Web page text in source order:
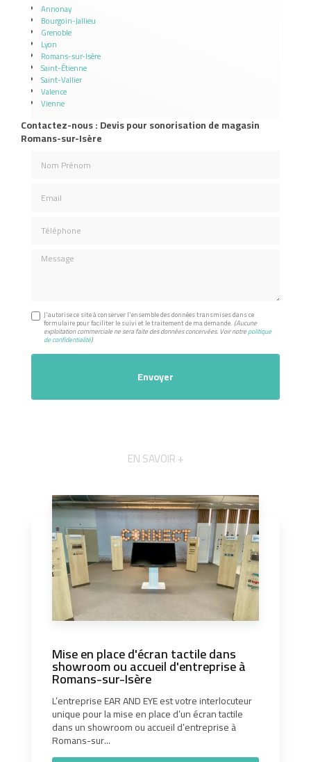
Annonay
Bourgoin-Jallieu
Grenoble
Lyon
Romans-sur-Isère
Saint-Étienne
Saint-Vallier
Valence
Vienne
Contactez-nous : Devis pour sonorisation de magasin
Romans-sur-Isère
Message
J'autorise ce site à conserver l'ensemble des données transmises dans ce
formulaire pour faciliter le suivi et le traitement de ma demande. (Aucune
exploitation commerciale ne sera faite des données concervées. Voir notrepolitique
de confidentialité)
EN SAVOIR +
Mise en place d'écran tactile dans
showroom ou accueil d'entreprise à
Romans-sur-Isère
L’entreprise EAR AND EYE est votre interlocuteur
unique pour la mise en place d’un écran tactile
dans un showroom ou accueil d’entreprise à
Romans-sur...